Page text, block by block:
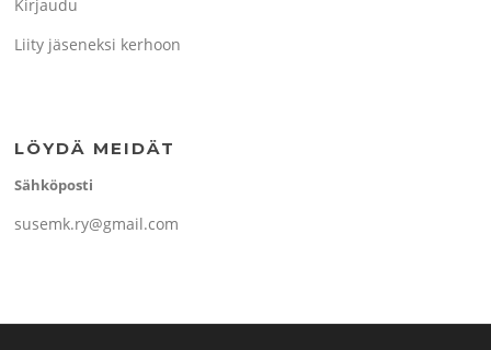
Kirjaudu
Liity jäseneksi kerhoon
LÖYDÄ MEIDÄT
Sähköposti
susemk.ry@gmail.com